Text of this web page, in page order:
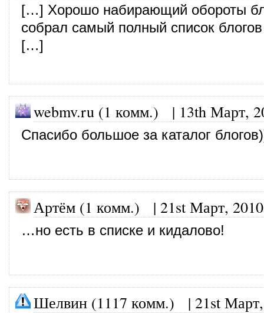
[…] Хорошо набирающий обороты
собрал самый полный список
[…]
webmv.ru (1 комм.) | 13th Март,
Спасибо большое за каталог
Артём (1 комм.) | 21st Март, 2010
…но есть в списке и кидалово!
Шелвин (1117 комм.) | 21st